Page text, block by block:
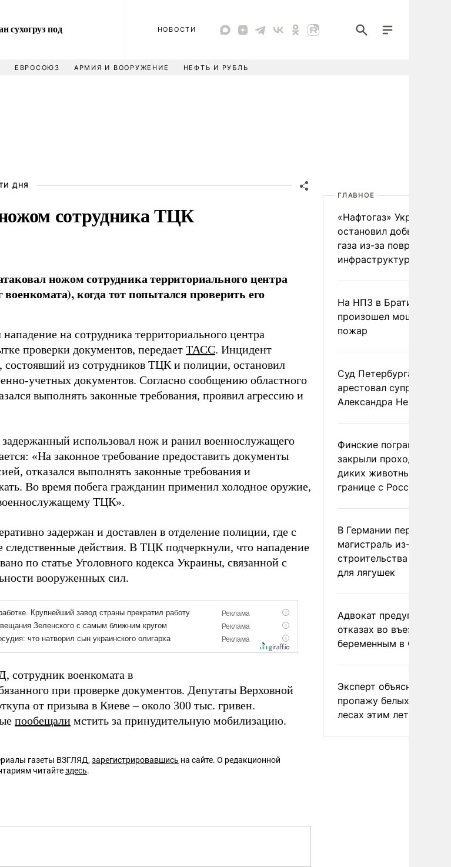
сухогруз под
НОВОСТИ
ЕВРОСОЮЗ АРМИЯ И ВООРУЖЕНИЕ НЕФТЬ И РУБЛЬ
ДНЯ
сотрудника ТЦК
ножом сотрудника территориального центра
когда тот попытался проверить его
на сотрудника территориального центра
проверки документов, передает ТАСС. Инцидент
состоявший из сотрудников ТЦК и полиции, остановил
учетных документов. Согласно сообщению областного
выполнять законные требования, проявил агрессию и
использовал нож и ранил военнослужащего
«На законное требование предоставить документы
отказался выполнять законные требования и
Во время побега гражданин применил холодное оружие,
ТЦК».
задержан и доставлен в отделение полиции, где с
действия. В ТЦК подчеркнули, что нападение
по статье Уголовного кодекса Украины, связанной с
вооруженных сил.
сотрудник военкомата в
при проверке документов. Депутаты Верховной
от призыва в Киеве – около 300 тыс. гривен.
пообещали мстить за принудительную мобилизацию.
газеты ВЗГЛЯД, зарегистрировавшись на сайте. О редакционной
читайтездесь.
ГЛАВНОЕ
«Нафтогаз» Украины
остановил добычу
газа из-за повреждения
инфраструктуры
На НПЗ в Братиславе
произошел мощный
пожар
Суд Петербурга заочно
арестовал супругу
Александра Невзорова
Финские пограничники
закрыли проходы для
диких животных на
границе с Россией
В Германии перекрыли
магистраль из-за
строительства
для лягушек
Адвокат предупредил
отказах во въезде
беременным в США
Эксперт объяснил
пропажу белых грибов
лесах этим летом